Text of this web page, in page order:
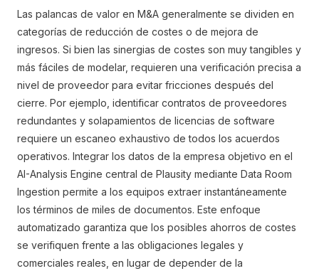
Las palancas de valor en M&A generalmente se dividen en
categorías de reducción de costes o de mejora de
ingresos. Si bien las sinergias de costes son muy tangibles y
más fáciles de modelar, requieren una verificación precisa a
nivel de proveedor para evitar fricciones después del
cierre. Por ejemplo, identificar contratos de proveedores
redundantes y solapamientos de licencias de software
requiere un escaneo exhaustivo de todos los acuerdos
operativos. Integrar los datos de la empresa objetivo en el
AI-Analysis Engine central de Plausity mediante Data Room
Ingestion permite a los equipos extraer instantáneamente
los términos de miles de documentos. Este enfoque
automatizado garantiza que los posibles ahorros de costes
se verifiquen frente a las obligaciones legales y
comerciales reales, en lugar de depender de la